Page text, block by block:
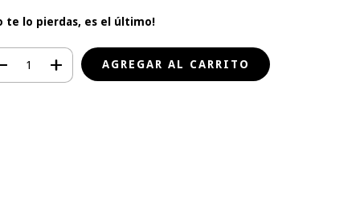
te lo pierdas, es el último!